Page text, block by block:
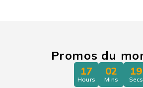
Promos du
17
Hours
02
Mins
18
Secs